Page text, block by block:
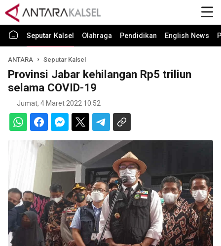
Seputar Kalsel Olahraga Pendidikan English News
ANTARA Seputar Kalsel
Provinsi Jabar kehilangan Rp5 triliun
selama COVID-19
Jumat, 4 Maret 2022 10:52